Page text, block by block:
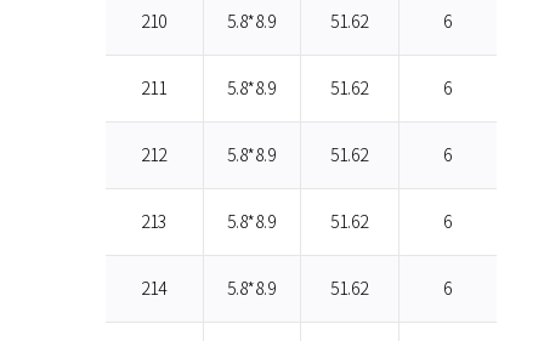
210 5.8*8.9 51.62 6
211 5.8*8.9 51.62 6
212 5.8*8.9 51.62 6
213 5.8*8.9 51.62 6
214 5.8*8.9 51.62 6